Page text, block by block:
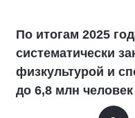
По итогам 2025
систематически
физкультурой и
до 6,8 млн человек